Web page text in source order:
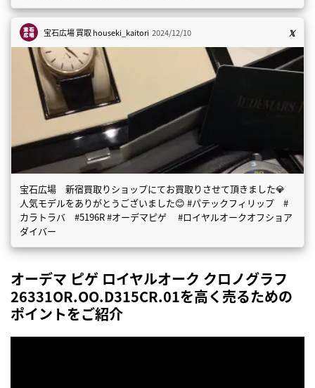
宝石広場 買取houseki_kaitori 2024/12/10
宝石広場 新宿買取りショップにてお買取りさせて頂きました💎
人気モデルをありがとうございました😊 #パテックフィリップ #
カラトラバ #5196R #オーデマピゲ #ロイヤルオークオフショア
ダイバー
オーデマ ピゲ ロイヤルオーク クロノグラフ
26331OR.OO.D315CR.01を高く売るための
ポイントをご紹介